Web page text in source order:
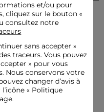
Paiement
sécurisé
et/ou pour
cliquez sur le bouton «
consultez notre
sans accepter»
traceurs. Vous pouvez
» pour vous
Nous conservons votre
changer d’avis à
« Politique